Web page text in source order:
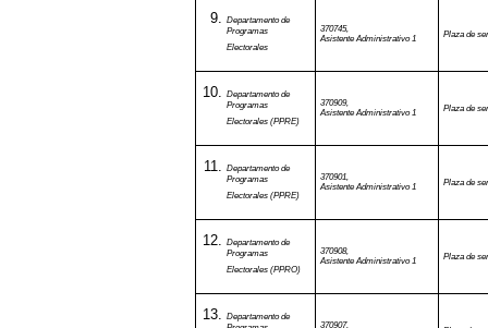
Departamento de
Programas
Electorales
370745,
Asistente Administrativo 1
Plaza de
Departamento de
Programas
Electorales (PPRE)
370909,
Asistente Administrativo 1
Plaza de
Departamento de
Programas
Electorales (PPRE)
370901,
Asistente Administrativo 1
Plaza de
Departamento de
Programas
Electorales (PPRO)
370908,
Asistente Administrativo 1
Plaza de
Departamento de
370907,